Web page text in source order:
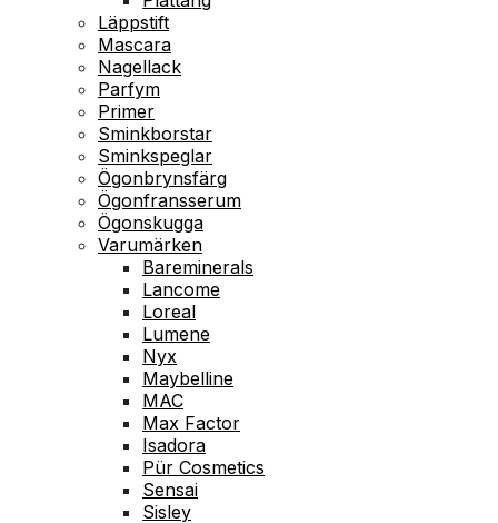
Läppstift
Mascara
Nagellack
Parfym
Primer
Sminkborstar
Sminkspeglar
Ögonbrynsfärg
Ögonfransserum
Ögonskugga
Varumärken
Bareminerals
Lancome
Loreal
Lumene
Nyx
Maybelline
MAC
Max Factor
Isadora
Pür Cosmetics
Sensai
Sisley